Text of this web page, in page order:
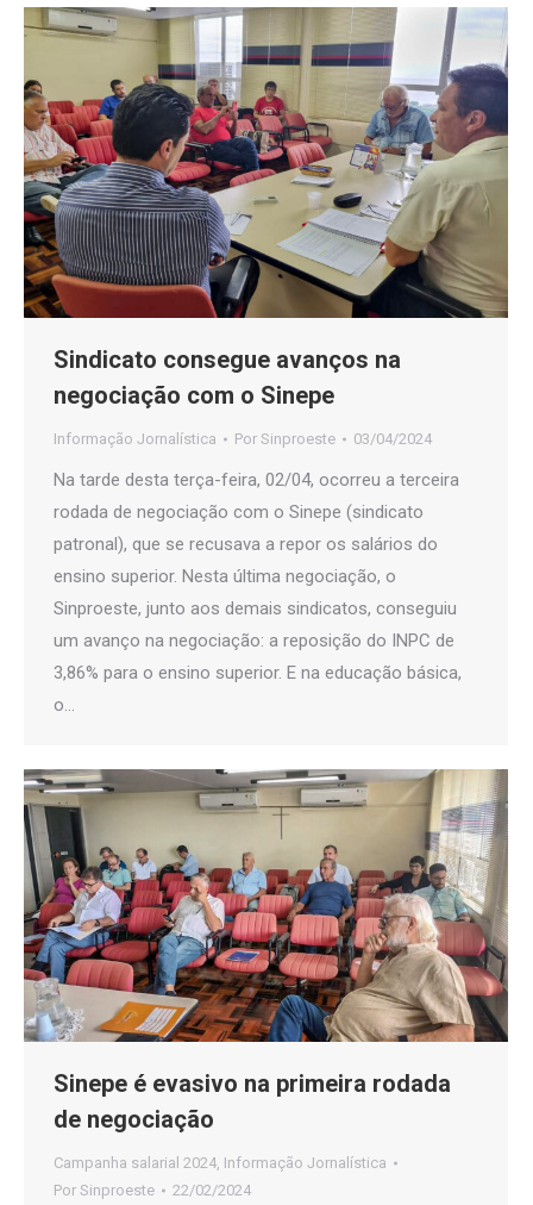
Sindicato consegue avanços na
negociação com o Sinepe
Informação Jornalística Por Sinproeste 03/04/2024
Na tarde desta terça-feira, 02/04, ocorreu a terceira
rodada de negociação com o Sinepe (sindicato
patronal), que se recusava a repor os salários do
ensino superior. Nesta última negociação, o
Sinproeste, junto aos demais sindicatos, conseguiu
um avanço na negociação: a reposição do INPC de
3,86% para o ensino superior. E na educação básica,
o…
Sinepe é evasivo na primeira rodada
de negociação
Campanha salarial 2024, Informação Jornalística
Por Sinproeste 22/02/2024